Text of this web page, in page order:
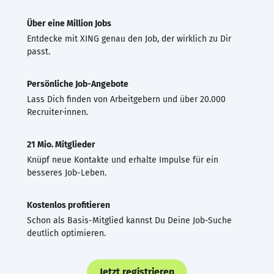
Über eine Million Jobs
Entdecke mit XING genau den Job, der wirklich zu Dir
passt.
Persönliche Job-Angebote
Lass Dich finden von Arbeitgebern und über 20.000
Recruiter·innen.
21 Mio. Mitglieder
Knüpf neue Kontakte und erhalte Impulse für ein
besseres Job-Leben.
Kostenlos profitieren
Schon als Basis-Mitglied kannst Du Deine Job-Suche
deutlich optimieren.
Jetzt registrieren